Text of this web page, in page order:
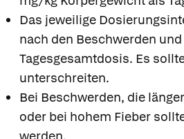
Das jeweilige
nach den Beschwerden
Tagesgesamtdosis. Es
unterschreiten.
Bei Beschwerden, die
oder bei hohem Fieber
werden.